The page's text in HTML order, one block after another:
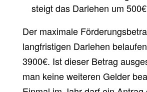
steigt das Darlehen um 500€
Der maximale
langfristigen Darlehen
3900€. Ist dieser Betrag
man keine weiteren Gelder